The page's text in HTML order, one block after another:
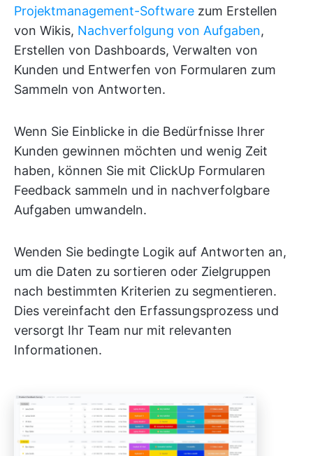
Projektmanagement-Software zum Erstellen
von Wikis, Nachverfolgung von Aufgaben,
Erstellen von Dashboards, Verwalten von
Kunden und Entwerfen von Formularen zum
Sammeln von Antworten.
Wenn Sie Einblicke in die Bedürfnisse Ihrer
Kunden gewinnen möchten und wenig Zeit
haben, können Sie mit ClickUp Formularen
Feedback sammeln und in nachverfolgbare
Aufgaben umwandeln.
Wenden Sie bedingte Logik auf Antworten an,
um die Daten zu sortieren oder Zielgruppen
nach bestimmten Kriterien zu segmentieren.
Dies vereinfacht den Erfassungsprozess und
versorgt Ihr Team nur mit relevanten
Informationen.